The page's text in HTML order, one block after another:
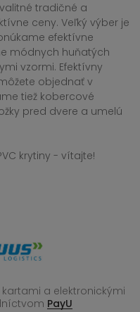
tradičné a
ceny. Veľký výber je
efektívne
módnych huňatých
vzormi. Efektívny
objednať v
tiež kobercové
pred dvere a umelú
krytiny - vítajte!
a elektronickými
PayU